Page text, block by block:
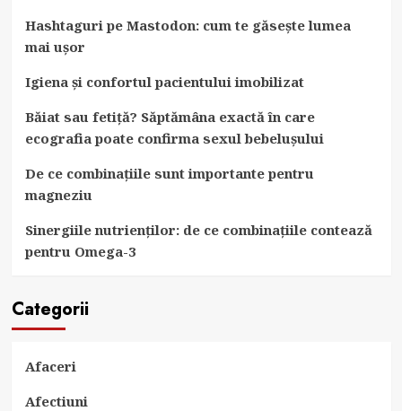
Hashtaguri pe Mastodon: cum te găsește lumea
mai ușor
Igiena și confortul pacientului imobilizat
Băiat sau fetiță? Săptămâna exactă în care
ecografia poate confirma sexul bebelușului
De ce combinațiile sunt importante pentru
magneziu
Sinergiile nutrienților: de ce combinațiile contează
pentru Omega-3
Categorii
Afaceri
Afectiuni